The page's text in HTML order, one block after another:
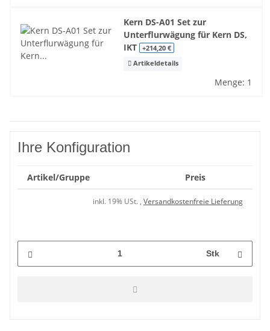
Kern DS-A01 Set zur
Unterflurwägung für Kern DS,
IKT +214,20 €
Artikeldetails
Menge: 1
Ihre Konfiguration
Artikel/Gruppe Preis
inkl. 19% USt. , Versandkostenfreie Lieferung
Stk